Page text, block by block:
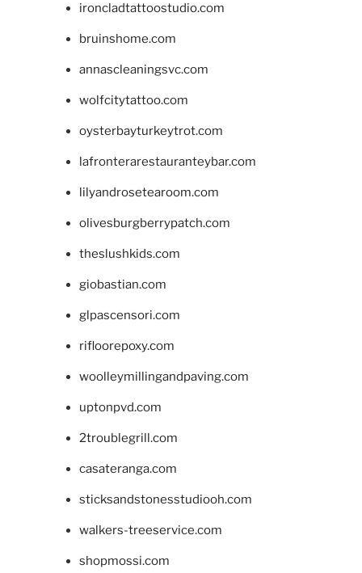
ironcladtattoostudio.com
bruinshome.com
annascleaningsvc.com
wolfcitytattoo.com
oysterbayturkeytrot.com
lafronterarestauranteybar.com
lilyandrosetearoom.com
olivesburgberrypatch.com
theslushkids.com
giobastian.com
glpascensori.com
rifloorepoxy.com
woolleymillingandpaving.com
uptonpvd.com
2troublegrill.com
casateranga.com
sticksandstonesstudiooh.com
walkers-treeservice.com
shopmossi.com